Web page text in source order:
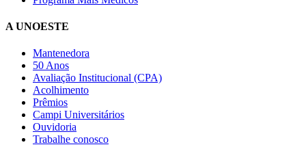
A UNOESTE
Mantenedora
50 Anos
Avaliação Institucional (CPA)
Acolhimento
Prêmios
Campi Universitários
Ouvidoria
Trabalhe conosco